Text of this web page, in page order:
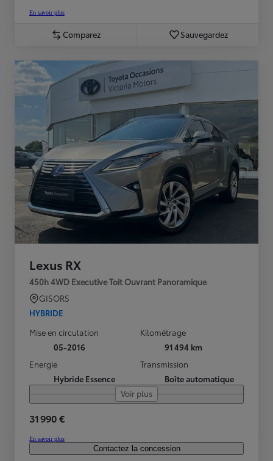
En savoir plus
Comparez Sauvegardez
Lexus RX
450h 4WD Executive Toit Ouvrant Panoramique
GISORS
HYBRIDE
Mise en circulation
05-2016
Kilométrage
91 494 km
Energie
Hybride Essence
Transmission
Boîte automatique
Voir plus
31 990 €
En savoir plus
Contactez la concession